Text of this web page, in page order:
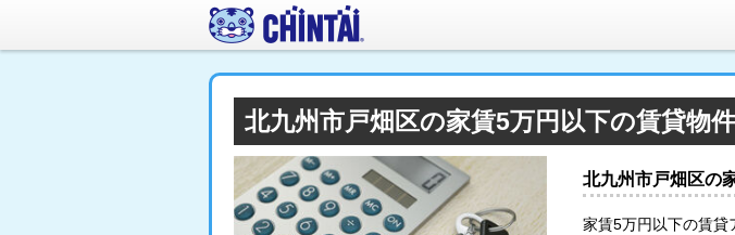
北九州市戸畑区の家賃5万円以下の賃貸物
北九州市戸畑区の
家賃5万円以下の賃貸